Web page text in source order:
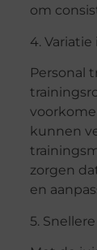
om
4. Variatie
Personal
kunnen
zorgen
en
5.